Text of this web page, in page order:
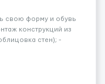
свою форму и обувь
конструкций из
стен); -
-